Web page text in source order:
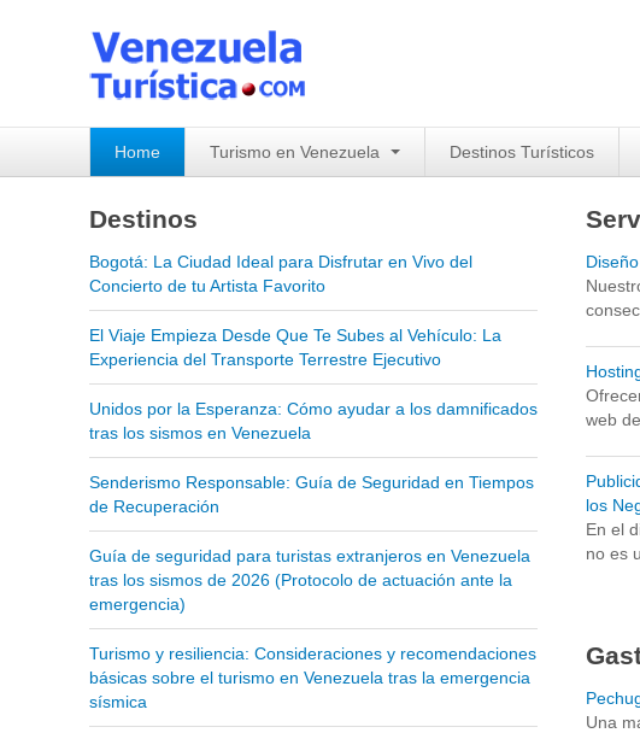
Home Turismo en Venezuela Destinos Turísticos
Destinos
Bogotá: La Ciudad Ideal para Disfrutar en Vivo del
Concierto de tu Artista Favorito
El Viaje Empieza Desde Que Te Subes al Vehículo: La
Experiencia del Transporte Terrestre Ejecutivo
Unidos por la Esperanza: Cómo ayudar a los damnificados
tras los sismos en Venezuela
Senderismo Responsable: Guía de Seguridad en Tiempos
de Recuperación
Guía de seguridad para turistas extranjeros en Venezuela
tras los sismos de 2026 (Protocolo de actuación ante la
emergencia)
Turismo y resiliencia: Consideraciones y recomendaciones
básicas sobre el turismo en Venezuela tras la emergencia
sísmica
web
los
En el
no es
Una